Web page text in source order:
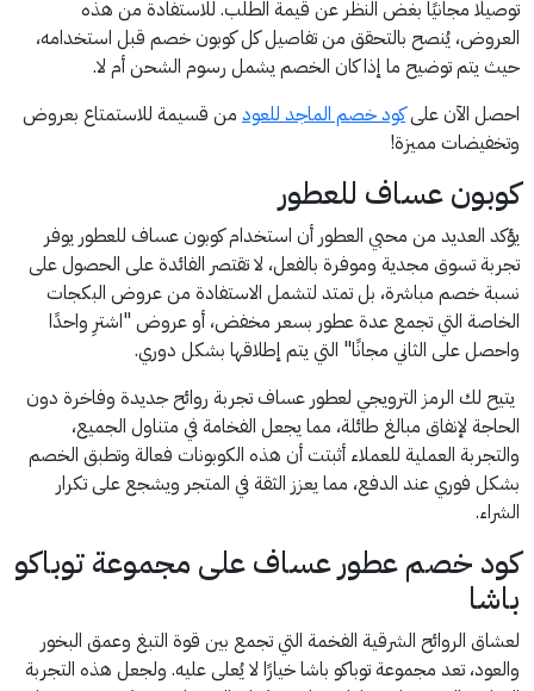
توصيلًا مجانيًا بغض النظر عن قيمة الطلب. للاستفادة من هذه
العروض، يُنصح بالتحقق من تفاصيل كل كوبون خصم قبل استخدامه،
حيث يتم توضيح ما إذا كان الخصم يشمل رسوم الشحن أم لا.
احصل الآن علىكود خصم الماجد للعود من قسيمة للاستمتاع بعروض
وتخفيضات مميزة!
كوبون عساف للعطور
يؤكد العديد من محبي العطور أن استخدام كوبون عساف للعطور يوفر
تجربة تسوق مجدية وموفرة بالفعل، لا تقتصر الفائدة على الحصول على
نسبة خصم مباشرة، بل تمتد لتشمل الاستفادة من عروض البكجات
الخاصة التي تجمع عدة عطور بسعر مخفض، أو عروض "اشترِ واحدًا
واحصل على الثاني مجانًا" التي يتم إطلاقها بشكل دوري.
يتيح لك الرمز الترويجي لعطور عساف تجربة روائح جديدة وفاخرة دون
الحاجة لإنفاق مبالغ طائلة، مما يجعل الفخامة في متناول الجميع،
والتجربة العملية للعملاء أثبتت أن هذه الكوبونات فعالة وتطبق الخصم
بشكل فوري عند الدفع، مما يعزز الثقة في المتجر ويشجع على تكرار
الشراء.
كود خصم عطور عساف على مجموعة توباكو
باشا
لعشاق الروائح الشرقية الفخمة التي تجمع بين قوة التبغ وعمق البخور
والعود، تعد مجموعة توباكو باشا خيارًا لا يُعلى عليه. ولجعل هذه التجربة